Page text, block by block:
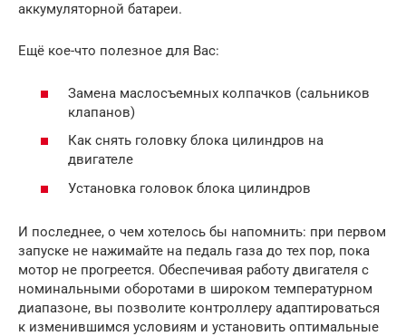
аккумуляторной батареи.
Ещё кое-что полезное для Вас:
Замена маслосъемных колпачков (сальников
клапанов)
Как снять головку блока цилиндров на
двигателе
Установка головок блока цилиндров
И последнее, о чем хотелось бы напомнить: при первом
запуске не нажимайте на педаль газа до тех пор, пока
мотор не прогреется. Обеспечивая работу двигателя с
номинальными оборотами в широком температурном
диапазоне, вы позволите контроллеру адаптироваться
к изменившимся условиям и установить оптимальные